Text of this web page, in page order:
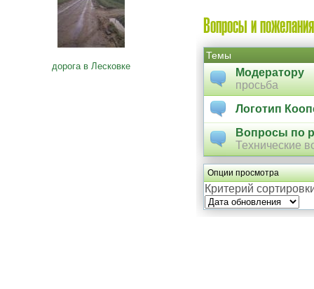
дорога в Лесковке
Вопросы и
Темы
Модератору
просьба
Логотип
Вопросы по
Технические
Опции просмотра
Критерий